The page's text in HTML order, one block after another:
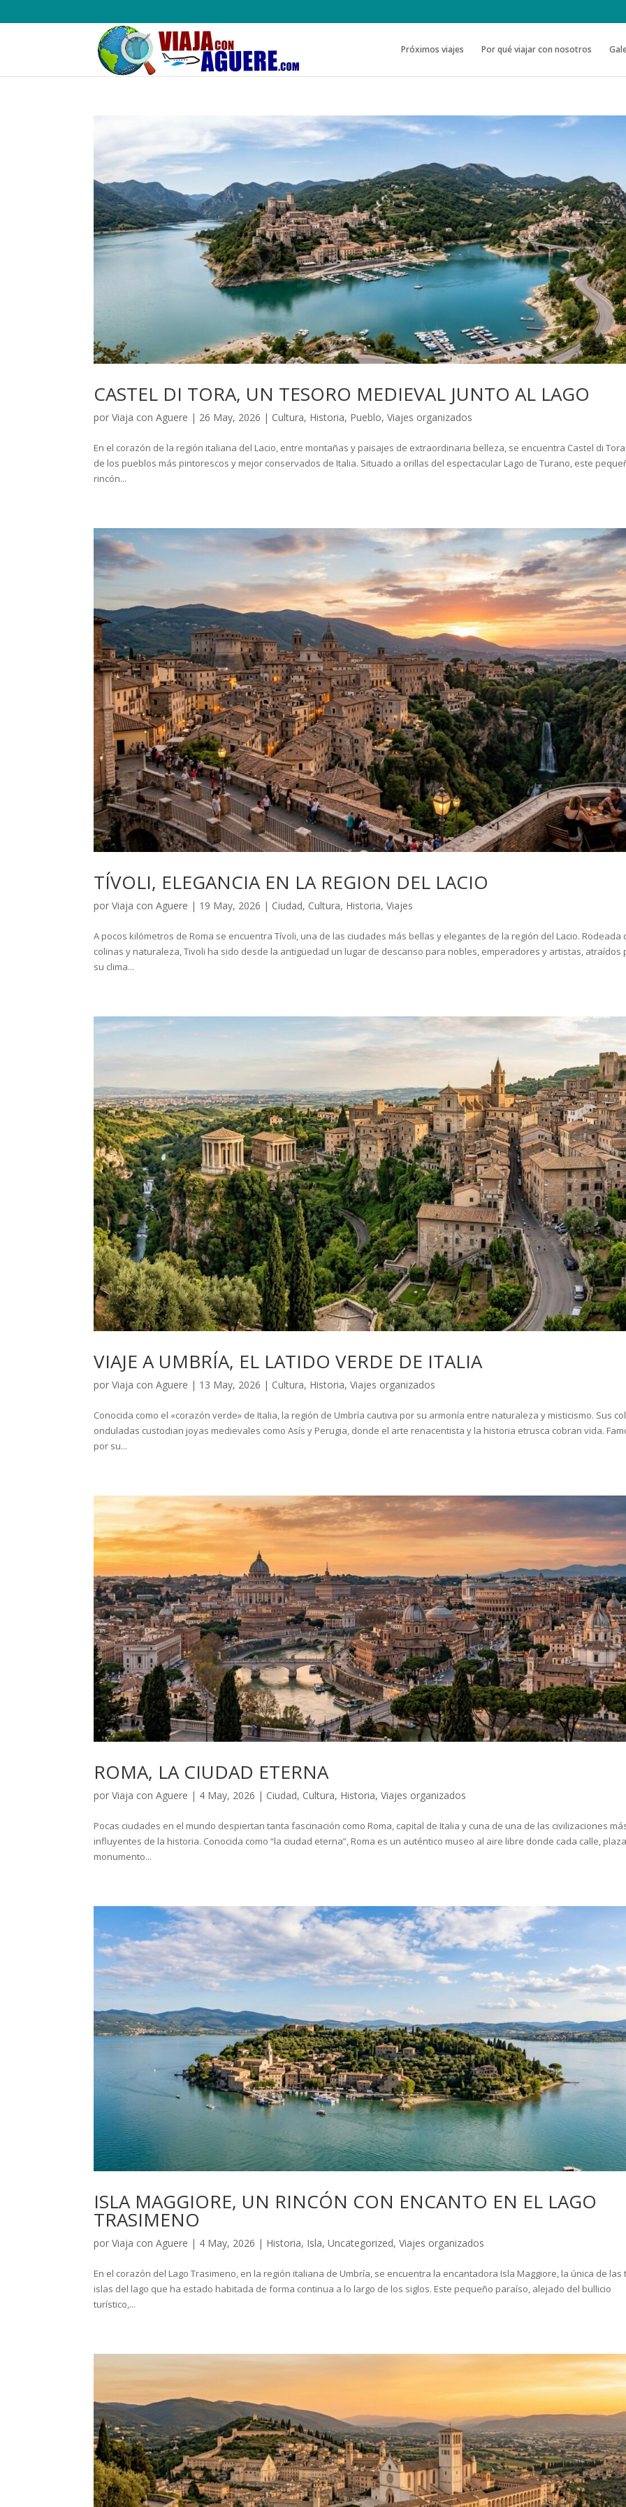
Próximos viajes Por qué viajar con nosotros
CASTEL DI TORA, UN TESORO MEDIEVAL JUNTO AL LAGO
porViaja con Aguere | 26 May, 2026 | Cultura, Historia, Pueblo,Viajes organizados
En el corazón de la región italiana del Lacio, entre montañas y paisajes de extraordinaria belleza, se encuentra Castel di
de los pueblos más pintorescos y mejor conservados de Italia. Situado a orillas del espectacular Lago de Turano, este
rincón...
TÍVOLI, ELEGANCIA EN LA REGION DEL LACIO
porViaja con Aguere | 19 May, 2026 | Ciudad, Cultura, Historia,Viajes
A pocos kilómetros de Roma se encuentra Tívoli, una de las ciudades más bellas y elegantes de la región del Lacio. Rodeada
colinas y naturaleza, Tivoli ha sido desde la antigüedad un lugar de descanso para nobles, emperadores y artistas, atraídos
su clima...
VIAJE A UMBRÍA, EL LATIDO VERDE DE ITALIA
porViaja con Aguere | 13 May, 2026 | Cultura, Historia,Viajes organizados
Conocida como el «corazón verde» de Italia, la región de Umbría cautiva por su armonía entre naturaleza y misticismo. Sus
onduladas custodian joyas medievales como Asís y Perugia, donde el arte renacentista y la historia etrusca cobran vida.
por su...
ROMA, LA CIUDAD ETERNA
porViaja con Aguere | 4 May, 2026 | Ciudad, Cultura, Historia,Viajes organizados
Pocas ciudades en el mundo despiertan tanta fascinación como Roma, capital de Italia y cuna de una de las civilizaciones
influyentes de la historia. Conocida como “la ciudad eterna”, Roma es un auténtico museo al aire libre donde cada calle,
monumento...
ISLA MAGGIORE, UN RINCÓN CON ENCANTO EN EL LAGO
TRASIMENO
porViaja con Aguere | 4 May, 2026 | Historia, Isla,Uncategorized,Viajes organizados
En el corazón del Lago Trasimeno, en la región italiana de Umbría, se encuentra la encantadora Isla Maggiore, la única de las
islas del lago que ha estado habitada de forma continua a lo largo de los siglos. Este pequeño paraíso, alejado del bullicio
turístico,...